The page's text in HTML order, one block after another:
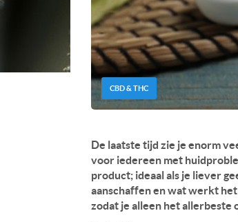
CBD & THC
De laatste tijd zie je enorm
voor iedereen met
product; ideaal als je liever
aanschaffen en wat werkt
zodat je alleen het allerbeste